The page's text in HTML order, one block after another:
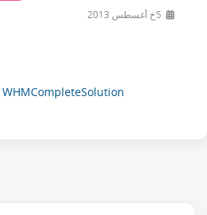
WHMCompleteSolution